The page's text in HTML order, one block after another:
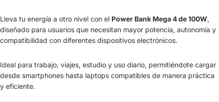
Lleva tu energía a otro nivel con el Power Bank Mega 4 de 100W,
diseñado para usuarios que necesitan mayor potencia, autonomía y
compatibilidad con diferentes dispositivos electrónicos.
Ideal para trabajo, viajes, estudio y uso diario, permitiéndote cargar
desde smartphones hasta laptops compatibles de manera práctica
y eficiente.